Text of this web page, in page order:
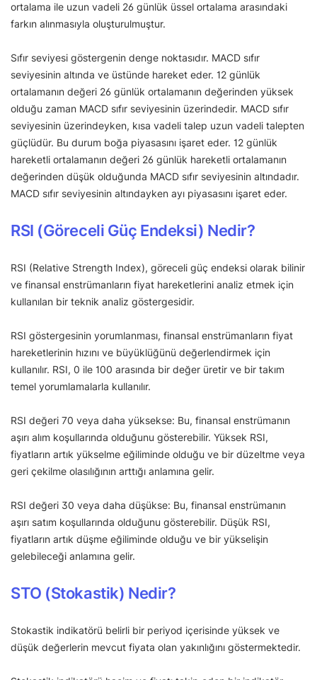
ortalama ile uzun vadeli 26 günlük üssel ortalama arasındaki
farkın alınmasıyla oluşturulmuştur.
Sıfır seviyesi göstergenin denge noktasıdır. MACD sıfır
seviyesinin altında ve üstünde hareket eder. 12 günlük
ortalamanın değeri 26 günlük ortalamanın değerinden yüksek
olduğu zaman MACD sıfır seviyesinin üzerindedir. MACD sıfır
seviyesinin üzerindeyken, kısa vadeli talep uzun vadeli talepten
güçlüdür. Bu durum boğa piyasasını işaret eder. 12 günlük
hareketli ortalamanın değeri 26 günlük hareketli ortalamanın
değerinden düşük olduğunda MACD sıfır seviyesinin altındadır.
MACD sıfır seviyesinin altındayken ayı piyasasını işaret eder.
RSI (Göreceli Güç Endeksi) Nedir?
RSI (Relative Strength Index), göreceli güç endeksi olarak bilinir
ve finansal enstrümanların fiyat hareketlerini analiz etmek için
kullanılan bir teknik analiz göstergesidir.
RSI göstergesinin yorumlanması, finansal enstrümanların fiyat
hareketlerinin hızını ve büyüklüğünü değerlendirmek için
kullanılır. RSI, 0 ile 100 arasında bir değer üretir ve bir takım
temel yorumlamalarla kullanılır.
RSI değeri 70 veya daha yüksekse: Bu, finansal enstrümanın
aşırı alım koşullarında olduğunu gösterebilir. Yüksek RSI,
fiyatların artık yükselme eğiliminde olduğu ve bir düzeltme veya
geri çekilme olasılığının arttığı anlamına gelir.
RSI değeri 30 veya daha düşükse: Bu, finansal enstrümanın
aşırı satım koşullarında olduğunu gösterebilir. Düşük RSI,
fiyatların artık düşme eğiliminde olduğu ve bir yükselişin
gelebileceği anlamına gelir.
STO (Stokastik) Nedir?
Stokastik indikatörü belirli bir periyod içerisinde yüksek ve
düşük değerlerin mevcut fiyata olan yakınlığını göstermektedir.